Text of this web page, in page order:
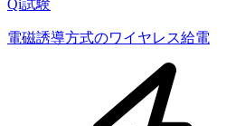
Qi試験
電磁誘導方式のワイヤレス給電